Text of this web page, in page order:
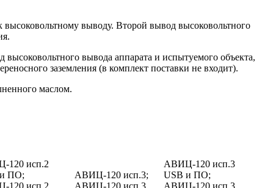
выводу. Второй вывод высоковольтного
вывода аппарата и испытуемого объекта,
заземления (в комплект поставки не входит).
маслом.
120 исп.2
ПО;
120 исп.2
АВИЦ-120 исп.3;
АВИЦ-120 исп.3
АВИЦ-120 исп.3
USB и ПО;
АВИЦ-120 исп.3